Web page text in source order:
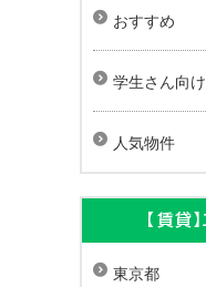
おすすめ
学生さん向け
人気物件
【賃貸
東京都